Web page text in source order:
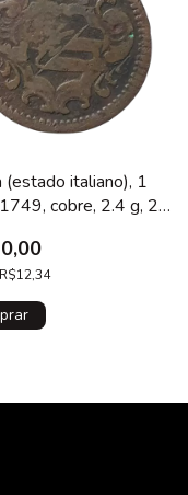
(estado italiano), 1
cobre, 2.4 g, 22
Teresa
R$12,34